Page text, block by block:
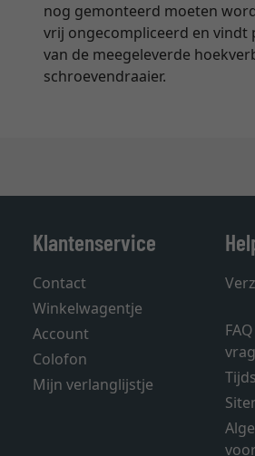
nog gemonteerd moeten
vrij ongecompliceerd en vindt
van de meegeleverde
schroevendraaier.
Klantenservice
Contact
Winkelwagentje
Account
Colofon
Mijn verlanglijstje